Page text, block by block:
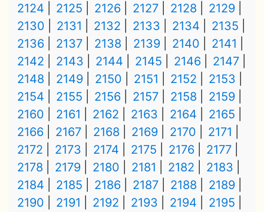
2124 2125 2126 2127 2128
2129
2130
2131 2132 2133 2134
2135
2136
2137 2138 2139 2140
2141
2142
2143 2144 2145 2146
2147
2148
2149 2150 2151 2152
2153
2154
2155 2156 2157 2158
2159
2160
2161 2162 2163 2164
2165
2166
2167 2168 2169 2170
2171
2172
2173 2174 2175 2176
2177
2178
2179 2180 2181 2182
2183
2184
2185 2186 2187 2188
2189
2190
2191 2192 2193 2194
2195